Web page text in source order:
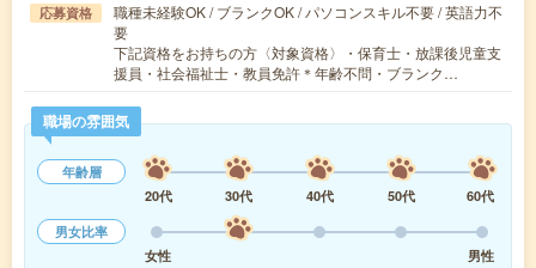
応募資格
職種未経験OK / ブランクOK / パソコンスキル不要 / 英語力不
要
下記資格をお持ちの方〈対象資格〉・保育士・放課後児童支
援員・社会福祉士・教員免許＊年齢不問・ブランク…
職場の雰囲気
年齢層
20代
30代 40代 50代
60代
男女比率
女性
男性